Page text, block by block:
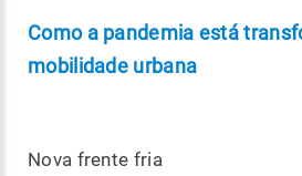
Como a pandemia está
mobilidade urbana
Nova frente fria